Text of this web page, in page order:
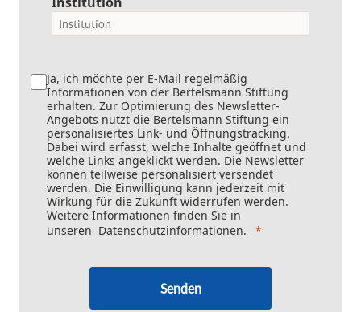
Ja, ich möchte per E-Mail regelmäßig
Informationen von der Bertelsmann Stiftung
erhalten. Zur Optimierung des Newsletter-
Angebots nutzt die Bertelsmann Stiftung ein
personalisiertes Link- und Öffnungstracking.
Dabei wird erfasst, welche Inhalte geöffnet und
welche Links angeklickt werden. Die Newsletter
können teilweise personalisiert versendet
werden. Die Einwilligung kann jederzeit mit
Wirkung für die Zukunft widerrufen werden.
Weitere Informationen finden Sie in
unseren Datenschutzinformationen.
Senden